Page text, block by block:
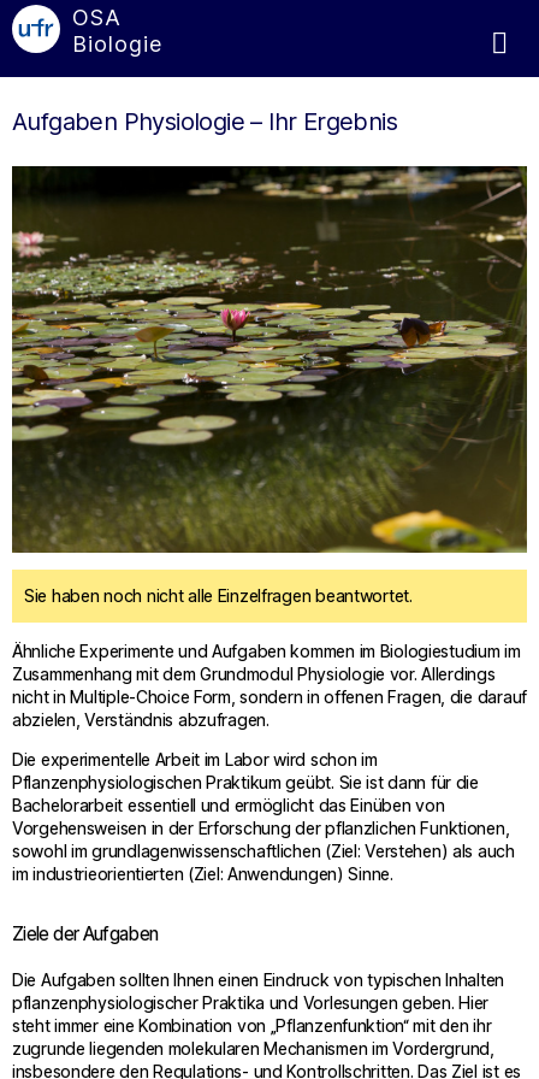
OSA
Biologie
Aufgaben Physiologie – Ihr Ergebnis
Sie haben noch nicht alle Einzelfragen beantwortet.
Ähnliche Experimente und Aufgaben kommen im Biologiestudium im
Zusammenhang mit dem Grundmodul Physiologie vor. Allerdings
nicht in Multiple-Choice Form, sondern in offenen Fragen, die darauf
abzielen, Verständnis abzufragen.
Die experimentelle Arbeit im Labor wird schon im
Pflanzenphysiologischen Praktikum geübt. Sie ist dann für die
Bachelorarbeit essentiell und ermöglicht das Einüben von
Vorgehensweisen in der Erforschung der pflanzlichen Funktionen,
sowohl im grundlagenwissenschaftlichen (Ziel: Verstehen) als auch
im industrieorientierten (Ziel: Anwendungen) Sinne.
Ziele der Aufgaben
Die Aufgaben sollten Ihnen einen Eindruck von typischen Inhalten
pflanzenphysiologischer Praktika und Vorlesungen geben. Hier
steht immer eine Kombination von „Pflanzenfunktion“ mit den ihr
zugrunde liegenden molekularen Mechanismen im Vordergrund,
insbesondere den Regulations- und Kontrollschritten. Das Ziel ist es